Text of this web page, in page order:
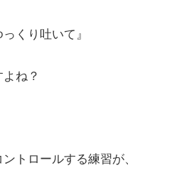
くり吐いて』
ね？
トロールする練習が、